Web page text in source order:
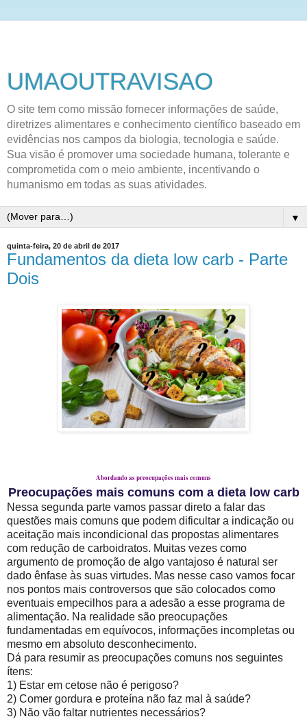
UMAOUTRAVISAO
O site tem como missão fornecer informações de saúde,
diretrizes alimentares e conhecimento científico baseado em
evidências nos campos da biologia, tecnologia e saúde.
Sua visão é promover uma sociedade humana, tolerante e
comprometida com o meio ambiente, incentivando o
humanismo em todas as suas atividades.
▼
quinta-feira, 20 de abril de 2017
Fundamentos da dieta low carb - Parte
Dois
Abordando as preocupações mais comuns
Preocupações mais comuns com a dieta low carb
Nessa segunda parte vamos passar direto a falar das
questões mais comuns que podem dificultar a indicação ou
aceitação mais incondicional das propostas alimentares
com redução de carboidratos. Muitas vezes como
argumento de promoção de algo vantajoso é natural ser
dado ênfase às suas virtudes. Mas nesse caso vamos focar
nos pontos mais controversos que são colocados como
eventuais empecilhos para a adesão a esse programa de
alimentação. Na realidade são preocupações
fundamentadas em equívocos, informações incompletas ou
mesmo em absoluto desconhecimento.
Dá para resumir as preocupações comuns nos seguintes
ítens:
1) Estar em cetose não é perigoso?
2) Comer gordura e proteína não faz mal à saúde?
3) Não vão faltar nutrientes necessários?